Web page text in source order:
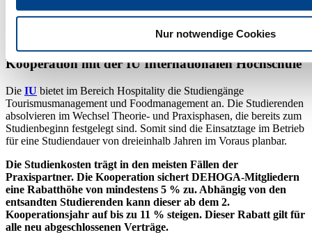
Nur notwendige Cookies
Kooperation mit der IU Internationalen Hochschule
Die IU bietet im Bereich Hospitality die Studiengänge
Tourismusmanagement und Foodmanagement an. Die Studierenden
absolvieren im Wechsel Theorie- und Praxisphasen, die bereits zum
Studienbeginn festgelegt sind. Somit sind die Einsatztage im Betrieb
für eine Studiendauer von dreieinhalb Jahren im Voraus planbar.
Die Studienkosten trägt in den meisten Fällen der
Praxispartner. Die Kooperation sichert DEHOGA-Mitgliedern
eine Rabatthöhe von mindestens 5 % zu. Abhängig von den
entsandten Studierenden kann dieser ab dem 2.
Kooperationsjahr auf bis zu 11 % steigen. Dieser Rabatt gilt für
alle neu abgeschlossenen Verträge.